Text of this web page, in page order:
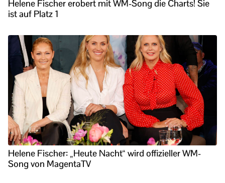
Helene Fischer erobert mit WM-Song die Charts! Sie
ist auf Platz 1
Helene Fischer: „Heute Nacht“ wird offizieller WM-
Song von MagentaTV